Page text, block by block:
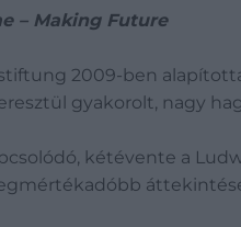
– Making Future
2009-ben
gyakorolt, nagy
kétévente a